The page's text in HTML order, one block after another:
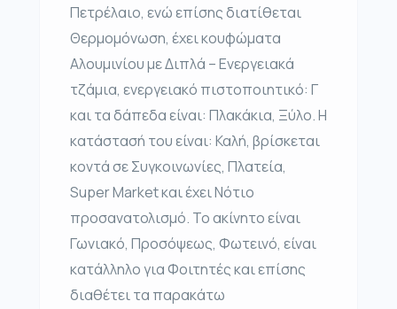
Πετρέλαιο, ενώ επίσης διατίθεται
Θερμομόνωση, έχει κουφώματα
Αλουμινίου με Διπλά – Ενεργειακά
τζάμια, ενεργειακό πιστοποιητικό: Γ
και τα δάπεδα είναι: Πλακάκια, Ξύλο. Η
κατάστασή του είναι: Καλή, βρίσκεται
κοντά σε Συγκοινωνίες, Πλατεία,
Super Market και έχει Νότιο
προσανατολισμό. Το ακίνητο είναι
Γωνιακό, Προσόψεως, Φωτεινό, είναι
κατάλληλο για Φοιτητές και επίσης
διαθέτει τα παρακάτω